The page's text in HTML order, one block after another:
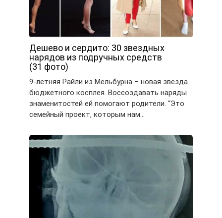
Дешево и сердито: 30 звездных
нарядов из подручных средств
(31 фото)
9-летняя Райли из Мельбурна – новая звезда
бюджетного косплея. Воссоздавать наряды
знаменитостей ей помогают родители. “Это
семейный проект, которым нам…